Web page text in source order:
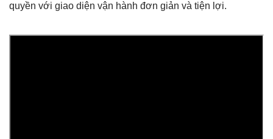
quyền với giao diện vận hành đơn giản và tiện lợi.